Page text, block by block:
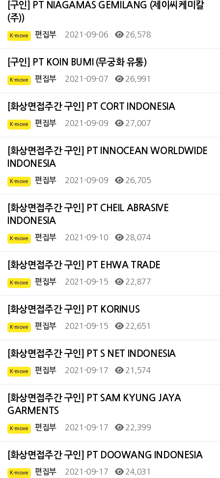
[구인] PT NIAGAMAS GEMILANG (제이씨케미칼
(주))
K-move 편집부 2021-09-06 26,578
[구인] PT KOIN BUMI (무궁화 유통)
K-move 편집부 2021-09-07 26,991
[화상면접주간 구인] PT CORT INDONESIA
K-move 편집부 2021-09-09 27,007
[화상면접주간 구인] PT INNOCEAN WORLDWIDE
INDONESIA
K-move 편집부 2021-09-09 26,705
[화상면접주간 구인] PT CHEIL ABRASIVE
INDONESIA
K-move 편집부 2021-09-10 28,074
[화상면접주간 구인] PT EHWA TRADE
K-move 편집부 2021-09-15 22,877
[화상면접주간 구인] PT KORINUS
K-move 편집부 2021-09-15 22,651
[화상면접주간 구인] PT S NET INDONESIA
K-move 편집부 2021-09-17 21,574
[화상면접주간 구인] PT SAM KYUNG JAYA
GARMENTS
K-move 편집부 2021-09-17 22,399
[화상면접주간 구인] PT DOOWANG INDONESIA
K-move 편집부 2021-09-17 24,031